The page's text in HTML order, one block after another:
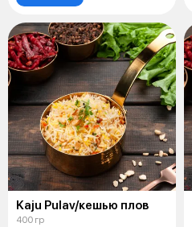
Kaju Pulav/кешью плов
400 гр